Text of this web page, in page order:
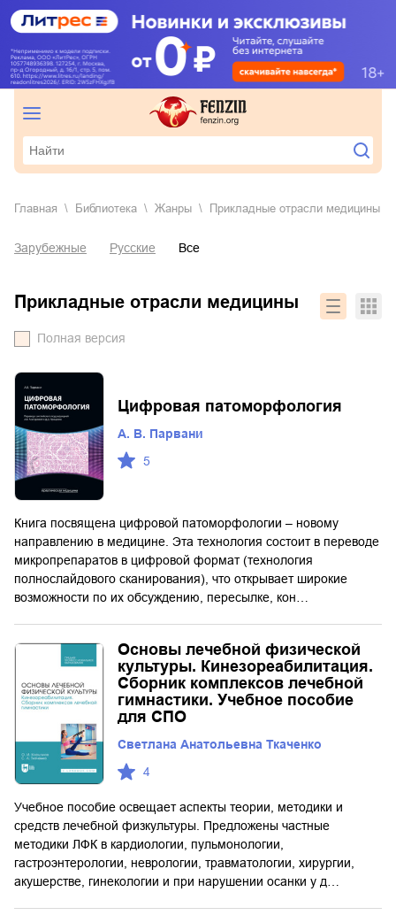
Главная Библиотека Жанры прикладные отрасли медицины
Зарубежные Русские Все
прикладные отрасли медицины
Полная версия
Цифровая патоморфология
А. В. Парвани
5
Книга посвящена цифровой патоморфологии – новому
направлению в медицине. Эта технология состоит в переводе
микропрепаратов в цифровой формат (технология
полнослайдового сканирования), что открывает широкие
возможности по их обсуждению, пересылке, кон…
Основы лечебной физической
культуры. Кинезореабилитация.
Сборник комплексов лечебной
гимнастики. Учебное пособие
для СПО
Светлана Анатольевна Ткаченко
4
Учебное пособие освещает аспекты теории, методики и
средств лечебной физкультуры. Предложены частные
методики ЛФК в кардиологии, пульмонологии,
гастроэнтерологии, неврологии, травматологии, хирургии,
акушерстве, гинекологии и при нарушении осанки у д…